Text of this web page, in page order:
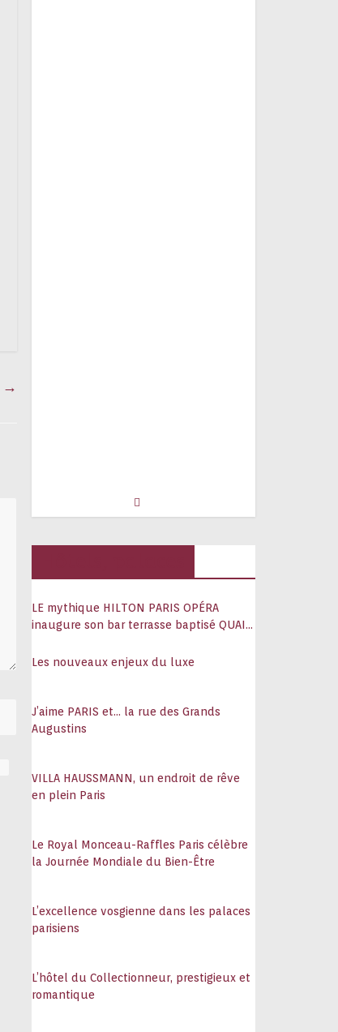
→
LE mythique HILTON PARIS OPÉRA
inaugure son bar terrasse baptisé QUAI
Les nouveaux enjeux du luxe
J’aime PARIS et… la rue des Grands
Augustins
VILLA HAUSSMANN, un endroit de rêve
en plein Paris
Le Royal Monceau-Raffles Paris célèbre
la Journée Mondiale du Bien-Être
L’excellence vosgienne dans les palaces
parisiens
L’hôtel du Collectionneur, prestigieux et
romantique